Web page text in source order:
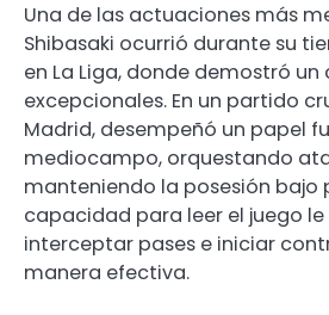
Una de las actuaciones más
Shibasaki ocurrió durante su
en La Liga, donde demostró
excepcionales. En un partido
Madrid, desempeñó un papel
mediocampo, orquestando
manteniendo la posesión bajo
capacidad para leer el juego
interceptar pases e iniciar
manera efectiva.